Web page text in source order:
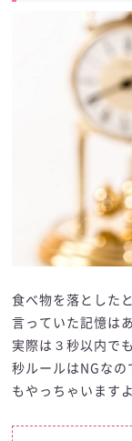
食べ物を落とした
言っていた記憶は
実際は３秒以内で
秒ルールはNGな
もやっちゃいます